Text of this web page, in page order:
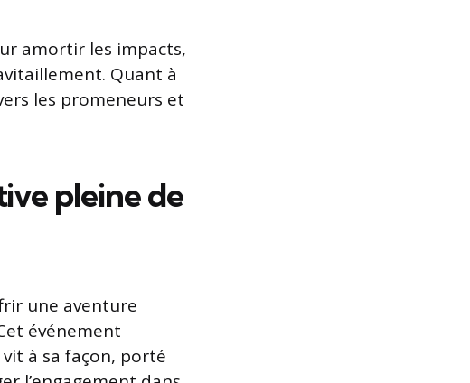
amortir les impacts,
Quant à
les promeneurs et
pleine de
une aventure
événement
à sa façon, porté